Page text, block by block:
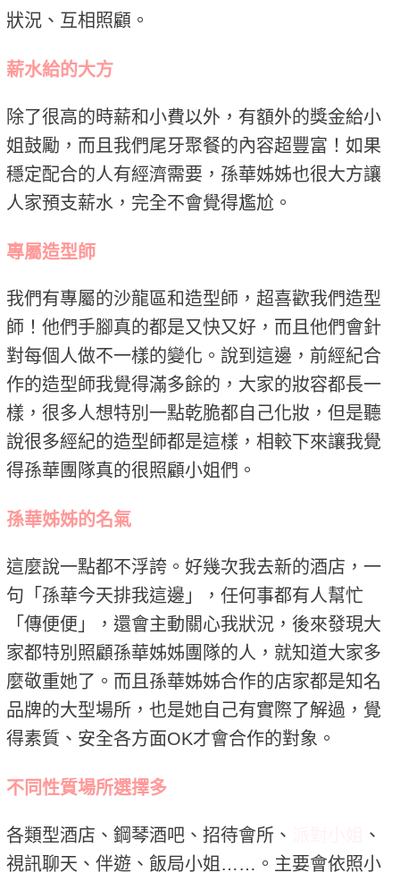
狀況、互相照顧。
薪水給的大方
除了很高的時薪和小費以外，有額外的獎金給小
姐鼓勵，而且我們尾牙聚餐的內容超豐富！如果
穩定配合的人有經濟需要，孫華姊姊也很大方讓
人家預支薪水，完全不會覺得尷尬。
專屬造型師
我們有專屬的沙龍區和造型師，超喜歡我們造型
師！他們手腳真的都是又快又好，而且他們會針
對每個人做不一樣的變化。說到這邊，前經紀合
作的造型師我覺得滿多餘的，大家的妝容都長一
樣，很多人想特別一點乾脆都自己化妝，但是聽
說很多經紀的造型師都是這樣，相較下來讓我覺
得孫華團隊真的很照顧小姐們。
孫華姊姊的名氣
這麼說一點都不浮誇。好幾次我去新的酒店，一
句「孫華今天排我這邊」，任何事都有人幫忙
「傳便便」，還會主動關心我狀況，後來發現大
家都特別照顧孫華姊姊團隊的人，就知道大家多
麼敬重她了。而且孫華姊姊合作的店家都是知名
品牌的大型場所，也是她自己有實際了解過，覺
得素質、安全各方面OK才會合作的對象。
不同性質場所選擇多
各類型酒店、鋼琴酒吧、招待會所、
、
視訊聊天、伴遊、飯局小姐……。主要會依照小